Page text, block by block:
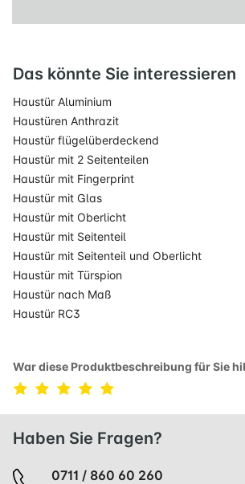
Das könnte Sie interessieren
Haustür Aluminium
Haustüren Anthrazit
Haustür flügelüberdeckend
Haustür mit 2 Seitenteilen
Haustür mit Fingerprint
Haustür mit Glas
Haustür mit Oberlicht
Haustür mit Seitenteil
Haustür mit Seitenteil und Oberlicht
Haustür mit Türspion
Haustür nach Maß
Haustür RC3
War diese Produktbeschreibung für Sie
Haben Sie Fragen?
0711 / 860 60 260